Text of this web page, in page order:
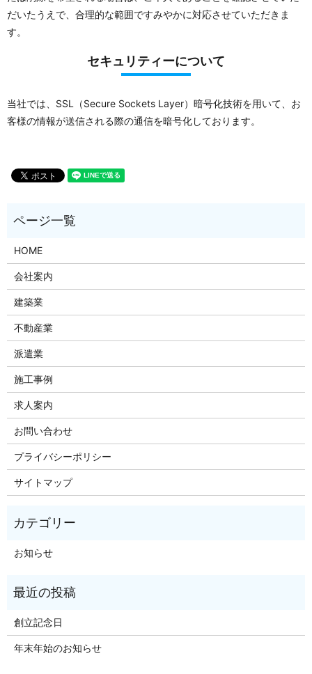
だいたうえで、合理的な範囲ですみやかに対応させていただきま
す。
セキュリティーについて
当社では、SSL（Secure Sockets Layer）暗号化技術を用いて、お
客様の情報が送信される際の通信を暗号化しております。
HOME
会社案内
建築業
不動産業
派遣業
施工事例
求人案内
お問い合わせ
プライバシーポリシー
サイトマップ
お知らせ
創立記念日
年末年始のお知らせ